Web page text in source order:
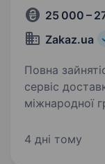
25 000 –
Zakaz.ua
Повна зайнятість. Zakaz.ua —
сервіс
міжнародної
на ринку
4 дні тому